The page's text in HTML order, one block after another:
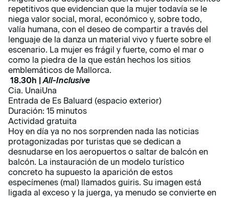
repetitivos que evidencian que la mujer todavía se le
niega valor social, moral, económico y, sobre todo,
valía humana, con el deseo de compartir a través del
lenguaje de la danza un material vivo y fuerte sobre el
escenario. La mujer es frágil y fuerte, como el mar o
como la piedra de la que están hechos los sitios
emblemáticos de Mallorca.
18.30h |All-Inclusive
Cia. UnaiUna
Entrada de Es Baluard (espacio exterior)
Duración: 15 minutos
Actividad gratuita
Hoy en día ya no nos sorprenden nada las noticias
protagonizadas por turistas que se dedican a
desnudarse en los aeropuertos o saltar de balcón en
balcón. La instauración de un modelo turístico
concreto ha supuesto la aparición de estos
especímenes (mal) llamados guiris. Su imagen está
ligada al exceso y la juerga, ya menudo se convierte en